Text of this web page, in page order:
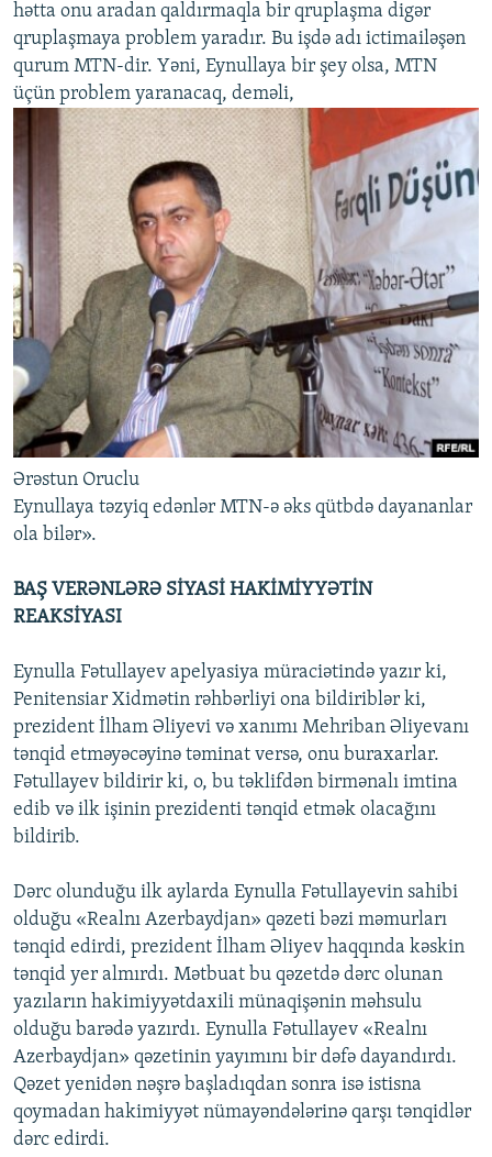
hətta onu aradan qaldırmaqla bir qruplaşma digər
qruplaşmaya problem yaradır. Bu işdə adı ictimailəşən
qurum MTN-dir. Yəni, Eynullaya bir şey olsa, MTN
üçün problem yaranacaq, deməli,
Ərəstun Oruclu
Eynullaya təzyiq edənlər MTN-ə əks qütbdə dayananlar
ola bilər».
BAŞ VERƏNLƏRƏ SİYASİ HAKİMİYYƏTİN
REAKSİYASI
Eynulla Fətullayev apelyasiya müraciətində yazır ki,
Penitensiar Xidmətin rəhbərliyi ona bildiriblər ki,
prezident İlham Əliyevi və xanımı Mehriban Əliyevanı
tənqid etməyəcəyinə təminat versə, onu buraxarlar.
Fətullayev bildirir ki, o, bu təklifdən birmənalı imtina
edib və ilk işinin prezidenti tənqid etmək olacağını
bildirib.
Dərc olunduğu ilk aylarda Eynulla Fətullayevin sahibi
olduğu «Realnı Azerbaydjan» qəzeti bəzi məmurları
tənqid edirdi, prezident İlham Əliyev haqqında kəskin
tənqid yer almırdı. Mətbuat bu qəzetdə dərc olunan
yazıların hakimiyyətdaxili münaqişənin məhsulu
olduğu barədə yazırdı. Eynulla Fətullayev «Realnı
Azerbaydjan» qəzetinin yayımını bir dəfə dayandırdı.
Qəzet yenidən nəşrə başladıqdan sonra isə istisna
qoymadan hakimiyyət nümayəndələrinə qarşı tənqidlər
dərc edirdi.